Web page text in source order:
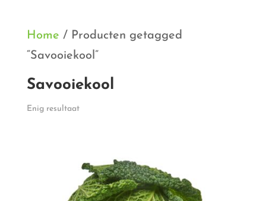
Home / Producten getagged
“Savooiekool”
Savooiekool
Enig resultaat